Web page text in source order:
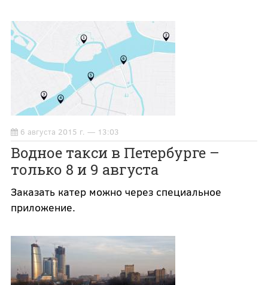
6 августа 2015 г. — 13:03
Водное такси в Петербурге –
только 8 и 9 августа
Заказать катер можно через специальное
приложение.